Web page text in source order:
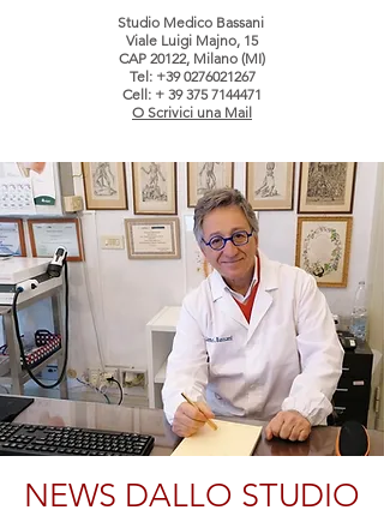
Studio Medico Bassani
Viale Luigi Majno, 15
CAP 20122, Milano (MI)
Tel: +39 0276021267
Cell: + 39 375 7144471
O Scrivici una Mail
NEWS DALLO STUDIO